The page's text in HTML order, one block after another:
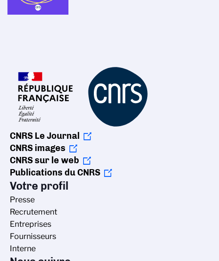
CNRS Le Journal
CNRS images
CNRS sur le web
Publications du CNRS
Votre profil
Presse
Recrutement
Entreprises
Fournisseurs
Interne